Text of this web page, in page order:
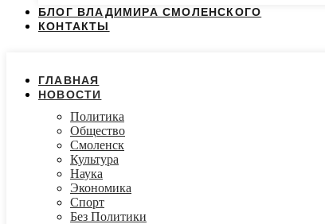
БЛОГ ВЛАДИМИРА СМОЛЕНСКОГО
КОНТАКТЫ
ГЛАВНАЯ
НОВОСТИ
Политика
Общество
Смоленск
Культура
Наука
Экономика
Спорт
Без Политики